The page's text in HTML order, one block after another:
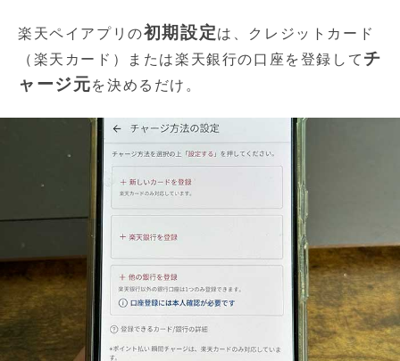
楽天ペイアプリの初期設定は、クレジットカード
（楽天カード）または楽天銀行の口座を登録して チ
ャージ元を決めるだけ。